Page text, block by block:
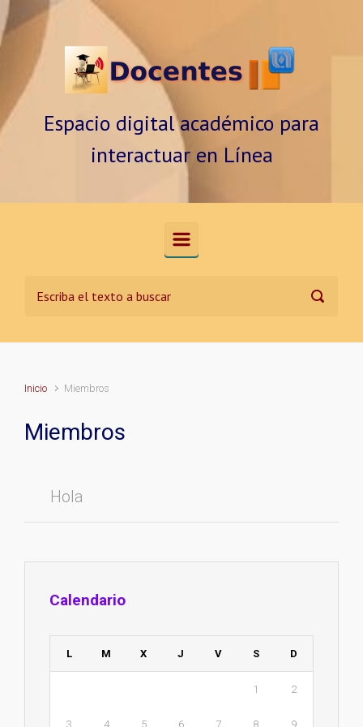
Saltar al contenido principal
Espacio digital académico para
interactuar en Línea
Inicio Miembros
Miembros
Hola
Calendario
L M X J V S D
1 2
3 4 5 6 7 8 9